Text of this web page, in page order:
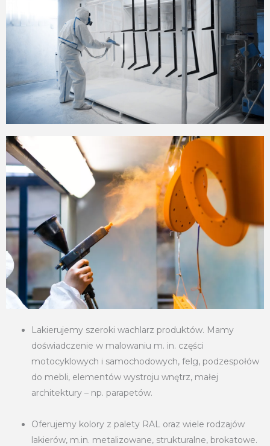
Lakierujemy szeroki wachlarz produktów. Mamy
doświadczenie w malowaniu m. in. części
motocyklowych i samochodowych, felg, podzespołów
do mebli, elementów wystroju wnętrz, małej
architektury – np. parapetów.
Oferujemy kolory z palety RAL oraz wiele rodzajów
lakierów, m.in. metalizowane, strukturalne, brokatowe.